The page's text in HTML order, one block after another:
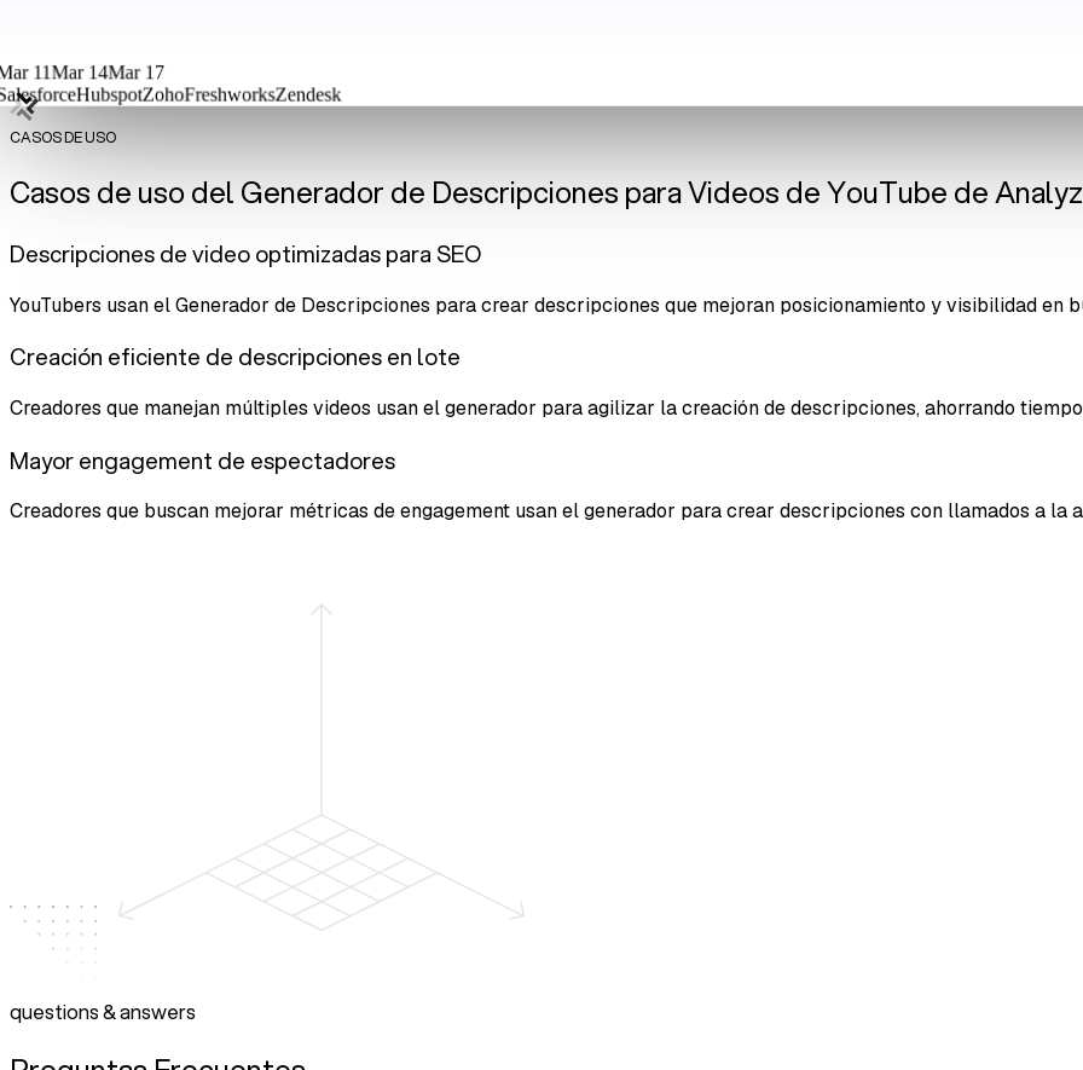
11Mar 14Mar 17
HubspotZohoFreshworksZendesk
CASOS DE USO
Casos de uso del Generador de Descripciones para Videos de YouTube de
Descripciones de video optimizadas para SEO
YouTubers usan el Generador de Descripciones para crear descripciones que mejoran posicionamiento y visibilidad en
Creación eficiente de descripciones en lote
Creadores que manejan múltiples videos usan el generador para agilizar la creación de descripciones, ahorrando
Mayor engagement de espectadores
Creadores que buscan mejorar métricas de engagement usan el generador para crear descripciones con llamados a la
questions & answers